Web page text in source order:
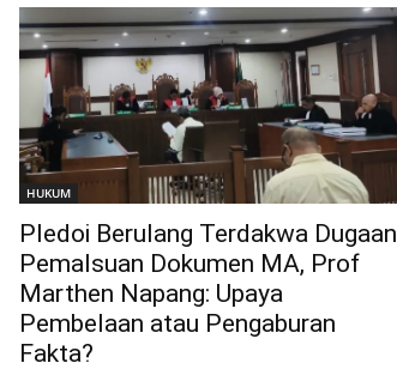
HUKUM
Pledoi Berulang Terdakwa Dugaan
Pemalsuan Dokumen MA, Prof
Marthen Napang: Upaya
Pembelaan atau Pengaburan
Fakta?